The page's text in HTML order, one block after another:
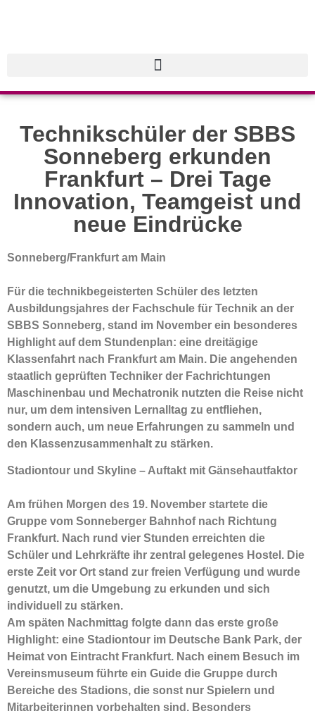
Technikschüler der SBBS
Sonneberg erkunden
Frankfurt – Drei Tage
Innovation, Teamgeist und
neue Eindrücke
Sonneberg/Frankfurt am Main
Für die technikbegeisterten Schüler des letzten
Ausbildungsjahres der Fachschule für Technik an der
SBBS Sonneberg, stand im November ein besonderes
Highlight auf dem Stundenplan: eine dreitägige
Klassenfahrt nach Frankfurt am Main. Die angehenden
staatlich geprüften Techniker der Fachrichtungen
Maschinenbau und Mechatronik nutzten die Reise nicht
nur, um dem intensiven Lernalltag zu entfliehen,
sondern auch, um neue Erfahrungen zu sammeln und
den Klassenzusammenhalt zu stärken.
Stadiontour und Skyline – Auftakt mit Gänsehautfaktor
Am frühen Morgen des 19. November startete die
Gruppe vom Sonneberger Bahnhof nach Richtung
Frankfurt. Nach rund vier Stunden erreichten die
Schüler und Lehrkräfte ihr zentral gelegenes Hostel. Die
erste Zeit vor Ort stand zur freien Verfügung und wurde
genutzt, um die Umgebung zu erkunden und sich
individuell zu stärken.
Am späten Nachmittag folgte dann das erste große
Highlight: eine Stadiontour im Deutsche Bank Park, der
Heimat von Eintracht Frankfurt. Nach einem Besuch im
Vereinsmuseum führte ein Guide die Gruppe durch
Bereiche des Stadions, die sonst nur Spielern und
Mitarbeiterinnen vorbehalten sind. Besonders